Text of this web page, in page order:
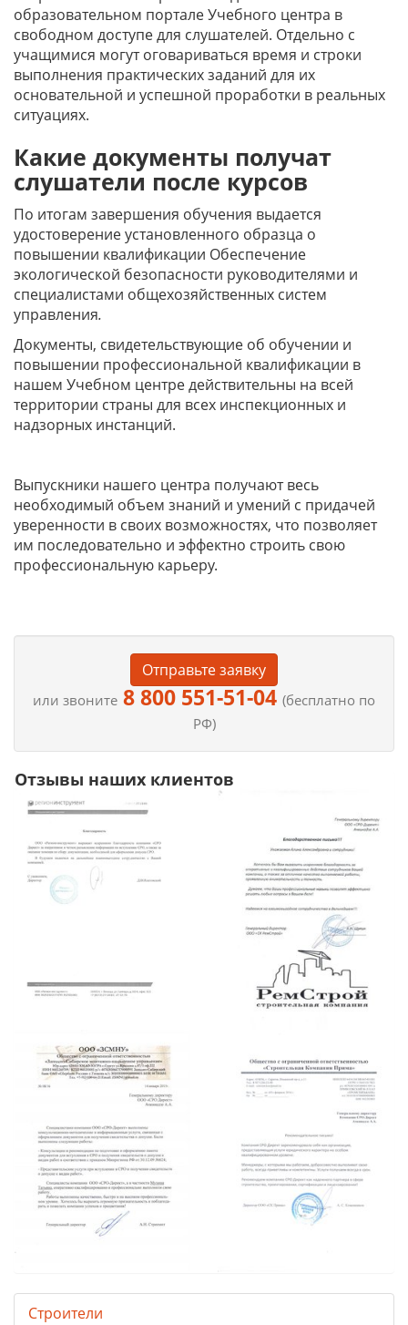
образовательном портале Учебного центра в
свободном доступе для слушателей. Отдельно с
учащимися могут оговариваться время и строки
выполнения практических заданий для их
основательной и успешной проработки в реальных
ситуациях.
Какие документы получат
слушатели после курсов
По итогам завершения обучения выдается
удостоверение установленного образца о
повышении квалификации Обеспечение
экологической безопасности руководителями и
специалистами общехозяйственных систем
управления.
Документы, свидетельствующие об обучении и
повышении профессиональной квалификации в
нашем Учебном центре действительны на всей
территории страны для всех инспекционных и
надзорных инстанций.
Выпускники нашего центра получают весь
необходимый объем знаний и умений с придачей
уверенности в своих возможностях, что позволяет
им последовательно и эффектно строить свою
профессиональную карьеру.
Отправьте заявку
или звоните 8 800 551-51-04 (бесплатно по
РФ)
Отзывы наших клиентов
Строители